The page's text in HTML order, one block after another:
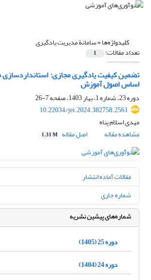
کلیدواژه‌ها =سامانة مدیریت یادگیری
تعداد مقالات: 1
تضمین کیفیت یادگیری مجازی: استانداردسازی
اساس اصول آموزش
دوره 23، شماره 1، بهار 1403، صفحه
7-26
10.22034/jei.2024.382758.2561
مهدی اسلام پناه
مشاهده مقاله
اصل مقاله 1.31 M
مقالات آماده انتشار
شماره جاری
شماره‌های پیشین نشریه
دوره 25 (1405)
دوره 24 (1404)